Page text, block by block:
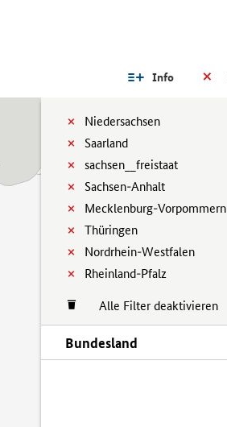
Info
Niedersachsen
Saarland
sachsen__freistaat
Sachsen-Anhalt
Mecklenburg-Vorpommern
Thüringen
Nordrhein-Westfalen
Rheinland-Pfalz
Alle Filter deaktivieren
Bundesland